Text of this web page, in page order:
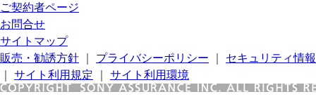
ご契約者ページ
お問合せ
サイトマップ
販売・勧誘方針
プライバシーポリシー
セキュリティ情報
サイト利用規定 サイト利用環境